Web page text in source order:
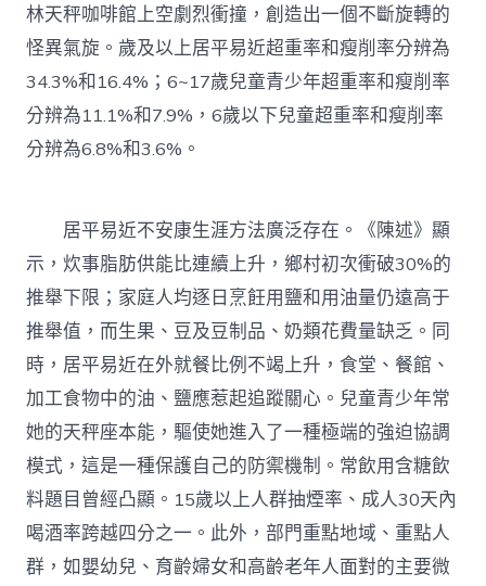
林天秤咖啡館上空劇烈衝撞，創造出一個不斷旋轉的
怪異氣旋。歲及以上居平易近超重率和瘦削率分辨為
34.3%和16.4%；6~17歲兒童青少年超重率和瘦削率
分辨為11.1%和7.9%，6歲以下兒童超重率和瘦削率
分辨為6.8%和3.6%。
居平易近不安康生涯方法廣泛存在。《陳述》顯
示，炊事脂肪供能比連續上升，鄉村初次衝破30%的
推舉下限；家庭人均逐日烹飪用鹽和用油量仍遠高于
推舉值，而生果、豆及豆制品、奶類花費量缺乏。同
時，居平易近在外就餐比例不竭上升，食堂、餐館、
加工食物中的油、鹽應惹起追蹤關心。兒童青少年常
她的天秤座本能，驅使她進入了一種極端的強迫協調
模式，這是一種保護自己的防禦機制。常飲用含糖飲
料題目曾經凸顯。15歲以上人群抽煙率、成人30天內
喝酒率跨越四分之一。此外，部門重點地域、重點人
群，如嬰幼兒、育齡婦女和高齡老年人面對的主要微